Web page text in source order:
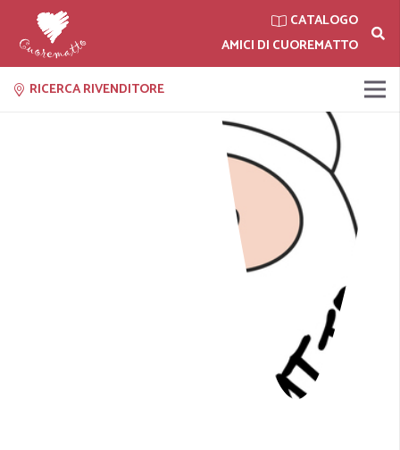
CATALOGO
AMICI DI CUOREMATTO
RICERCA RIVENDITORE